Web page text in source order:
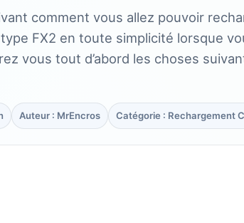
comment vous allez pouvoir
FX2 en toute simplicité lorsque
vous tout d’abord les choses
Auteur : MrEncros Catégorie : Rechargement